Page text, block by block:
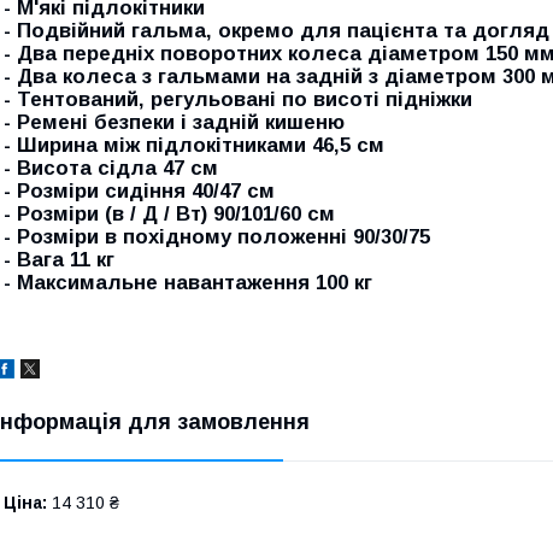
- М'які підлокітники
- Подвійний гальма, окремо для пацієнта та догляд
- Два передніх поворотних колеса діаметром 150
- Два колеса з гальмами на задній з діаметром 300
- Тентований, регульовані по висоті підніжки
- Ремені безпеки і задній кишеню
- Ширина між підлокітниками 46,5 см
- Висота сідла 47 см
- Розміри сидіння 40/47 см
- Розміри (в / Д / Вт) 90/101/60 см
- Розміри в похідному положенні 90/30/75
- Вага 11 кг
- Максимальне навантаження 100 кг
Інформація для замовлення
Ціна: 14 310 ₴